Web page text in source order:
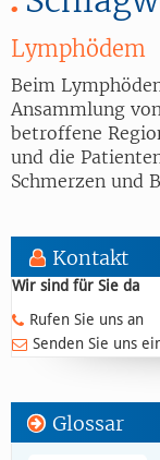
Lymphödem
Beim
Ansammlung
betroffene
und die
Schmerzen und
Kontakt
Wir sind für Sie da
Rufen Sie uns an
Senden Sie uns
Glossar